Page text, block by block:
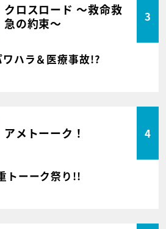
クロスロード ～救命救
急の約束～
3
ハラ＆医療事故!?
アメトーーク！ 4
トーーク祭り!!